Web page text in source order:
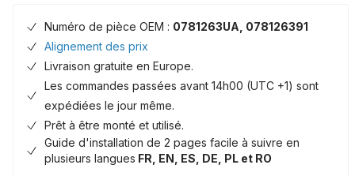
Numéro de pièce OEM : 0781263UA, 078126391
Alignement des prix
Livraison gratuite en Europe.
Les commandes passées avant 14h00 (UTC +1) sont
expédiées le jour même.
Prêt à être monté et utilisé.
Guide d'installation de 2 pages facile à suivre en
plusieurs langues FR, EN, ES, DE, PL et RO